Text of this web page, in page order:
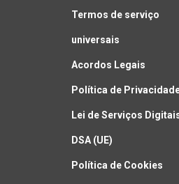
Termos de serviço
universais
Acordos Legais
Política de
Lei de Serviços
DSA (UE)
Política de Cookies